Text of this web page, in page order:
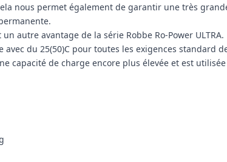
nous permet également de garantir une très
autre avantage de la série Robbe Ro-Power ULTRA.
avec du 25(50)C pour toutes les exigences standard
capacité de charge encore plus élevée et est